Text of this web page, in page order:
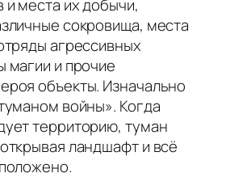
и места их добычи,
сокровища, места
агрессивных
магии и прочие
объекты. Изначально
войны». Когда
территорию, туман
ландшафт и всё